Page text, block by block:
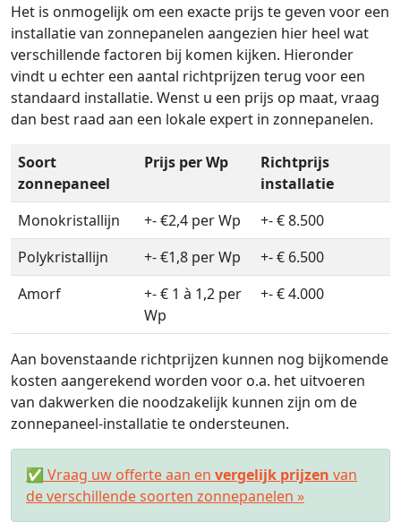
Het is onmogelijk om een exacte prijs te geven voor een
installatie van zonnepanelen aangezien hier heel wat
verschillende factoren bij komen kijken. Hieronder
vindt u echter een aantal richtprijzen terug voor een
standaard installatie. Wenst u een prijs op maat, vraag
dan best raad aan een lokale expert in zonnepanelen.
Soort
zonnepaneel
Prijs per Wp
Richtprijs
installatie
Monokristallijn
+- €2,4 per Wp
+- € 8.500
Polykristallijn
+- €1,8 per Wp
+- € 6.500
Amorf
+- € 1 à 1,2 per
Wp
+- € 4.000
Aan bovenstaande richtprijzen kunnen nog bijkomende
kosten aangerekend worden voor o.a. het uitvoeren
van dakwerken die noodzakelijk kunnen zijn om de
zonnepaneel-installatie te ondersteunen.
✅ Vraag uw offerte aan en vergelijk prijzen van
de verschillende soorten zonnepanelen »